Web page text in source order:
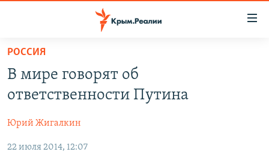
Вернуться
основному
содержанию
навигации
СПЕЦПРОЕКТЫ
КАРТА ВОЕННЫХ ОБЪЕКТОВ КРЫМА
11 ЛЕТ ОККУПАЦИИ КРЫМА. 11 ИСТОРИЙ СОПРОТИВЛЕНИЯ
ИСТОРИЯ
ЕЩЕ
РОССИЯ
В мире говорят об
ответственности Путина
Юрий Жигалкин
22 июля 2014, 12:07